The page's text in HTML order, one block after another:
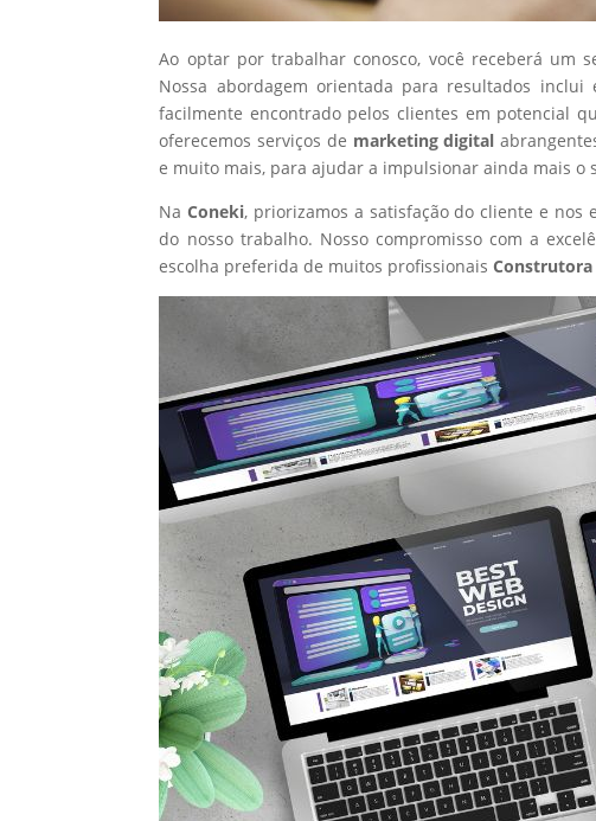
Ao optar por trabalhar conosco, você receberá um
Nossa abordagem orientada para resultados
facilmente encontrado pelos clientes em potencial
oferecemos serviços de marketing digital
e muito mais, para ajudar a impulsionar ainda mais o
NaConeki, priorizamos a satisfação do cliente e nos
do nosso trabalho. Nosso compromisso com a
escolha preferida de muitos profissionaisConstrutora